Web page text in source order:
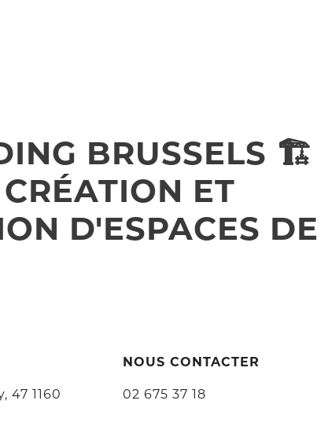
BRUSSELS 🏗️
ET
D'ESPACES DE
47 1160
NOUS CONTACTER
02 675 37 18